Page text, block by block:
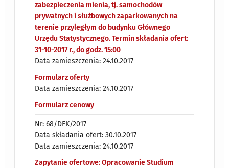
zabezpieczenia mienia, tj. samochodów
prywatnych i służbowych zaparkowanych na
terenie przyległym do budynku Głównego
Urzędu Statystycznego. Termin składania ofert:
31-10-2017 r., do godz. 15:00
Data zamieszczenia: 24.10.2017
Formularz oferty
Data zamieszczenia: 24.10.2017
Formularz cenowy
Nr: 68/DFK/2017
Data składania ofert: 30.10.2017
Data zamieszczenia: 24.10.2017
Zapytanie ofertowe: Opracowanie Studium